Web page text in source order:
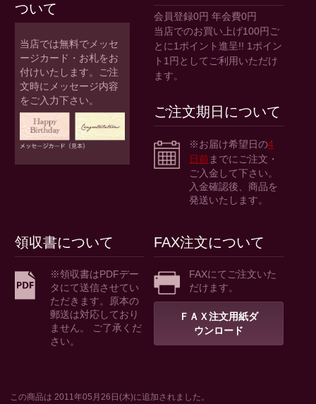
ついて
当店では無料でメッセ
ージカード・お札をお
付けいたします。ご注
文時にメッセージ内容
をご入力下さい。
会員登録0円 年会費0円
当店でのお買い上げ100円ご
とに1ポイント進呈!! 1ポイン
ト1円としてご利用いただけ
ます。
ご注文期日について
※お届け希望日の4
日前までにご注文・
ご入金して下さい。
入金確認後、商品を
発送いたします。
領収書について
※領収書はPDFデー
タにて送信させてい
ただきます。原本の
郵送は対応しており
ません。 ご了承くだ
さい。
FAX注文について
FAXにてご注文いた
だけます。
ＦＡＸ注文用紙ダ
ウンロード
この商品は 2011年05月26日(木)に追加されました。